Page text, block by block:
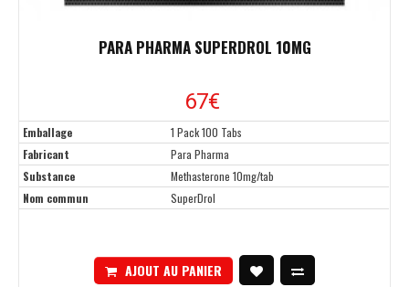
PARA PHARMA SUPERDROL 10MG
67€
Emballage
1 Pack 100 Tabs
Fabricant
Para Pharma
Substance
Methasterone 10mg/tab
Nom commun
SuperDrol
AJOUT AU PANIER